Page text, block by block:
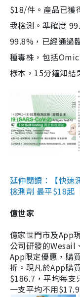
$18/件。產品已獲
我檢測。準確度
99.8%，已經通過
種毒株，包括
樣本，15分鐘知結
延伸閱讀：【快速
檢測劑 最平$18
億世家
億家世門市及App
公司研發的Wesail
App限定優惠，購
折。現凡於App購
$186.7，平均每支
一支平均不用